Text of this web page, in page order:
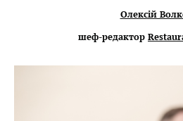
Олексій
шеф-редактор